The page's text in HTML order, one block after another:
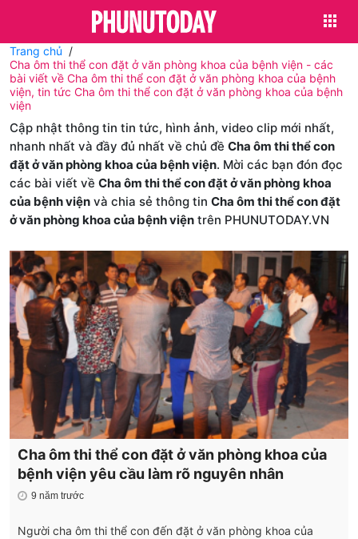
Trang chủ
Cha ôm thi thể con đặt ở văn phòng khoa của bệnh viện - các
bài viết về Cha ôm thi thể con đặt ở văn phòng khoa của bệnh
viện, tin tức Cha ôm thi thể con đặt ở văn phòng khoa của bệnh
viện
Cập nhật thông tin tin tức, hình ảnh, video clip mới nhất,
nhanh nhất và đầy đủ nhất về chủ đề Cha ôm thi thể con
đặt ở văn phòng khoa của bệnh viện. Mời các bạn đón đọc
các bài viết về Cha ôm thi thể con đặt ở văn phòng khoa
của bệnh viện và chia sẻ thông tin Cha ôm thi thể con đặt
ở văn phòng khoa của bệnh viện trên PHUNUTODAY.VN
Cha ôm thi thể con đặt ở văn phòng khoa của
bệnh viện yêu cầu làm rõ nguyên nhân
9 năm trước
Người cha ôm thi thể con đến đặt ở văn phòng khoa của